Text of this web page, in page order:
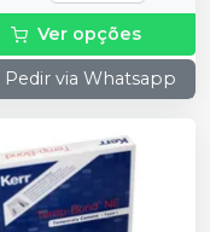
Ver opções
Pedir via Whatsapp